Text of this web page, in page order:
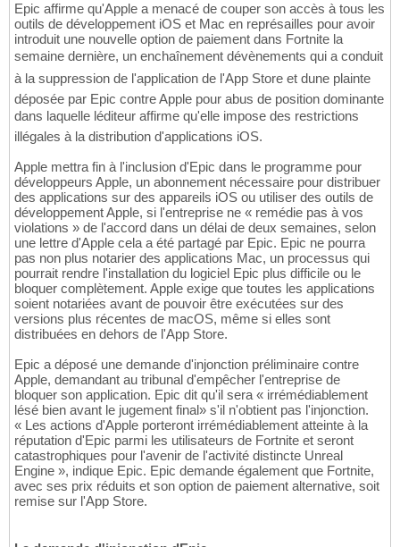
Epic affirme qu'Apple a menacé de couper son accès à tous les
outils de développement iOS et Mac en représailles pour avoir
introduit une nouvelle option de paiement dans Fortnite la
semaine dernière, un enchaînement dévènements qui a conduit
à la suppression de l'application de l'App Store et dune plainte
déposée par Epic contre Apple pour abus de position dominante
dans laquelle léditeur affirme qu'elle impose des restrictions
illégales à la distribution d'applications iOS.
Apple mettra fin à l'inclusion d'Epic dans le programme pour
développeurs Apple, un abonnement nécessaire pour distribuer
des applications sur des appareils iOS ou utiliser des outils de
développement Apple, si l'entreprise ne « remédie pas à vos
violations » de l'accord dans un délai de deux semaines, selon
une lettre d'Apple cela a été partagé par Epic. Epic ne pourra
pas non plus notarier des applications Mac, un processus qui
pourrait rendre l'installation du logiciel Epic plus difficile ou le
bloquer complètement. Apple exige que toutes les applications
soient notariées avant de pouvoir être exécutées sur des
versions plus récentes de macOS, même si elles sont
distribuées en dehors de l'App Store.
Epic a déposé une demande d'injonction préliminaire contre
Apple, demandant au tribunal d'empêcher l'entreprise de
bloquer son application. Epic dit qu'il sera « irrémédiablement
lésé bien avant le jugement final» s'il n'obtient pas l'injonction.
« Les actions d'Apple porteront irrémédiablement atteinte à la
réputation d'Epic parmi les utilisateurs de Fortnite et seront
catastrophiques pour l'avenir de l'activité distincte Unreal
Engine », indique Epic. Epic demande également que Fortnite,
avec ses prix réduits et son option de paiement alternative, soit
remise sur l'App Store.